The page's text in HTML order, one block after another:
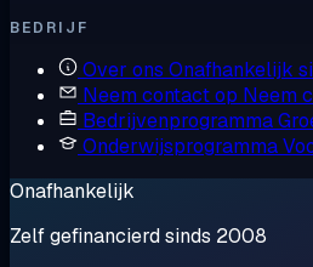
BEDRIJF
Over ons Onafhankelijk
Neem contact op Neem
Bedrijvenprogramma
Onderwijsprogramma
Onafhankelijk
Zelf gefinancierd sinds 2008